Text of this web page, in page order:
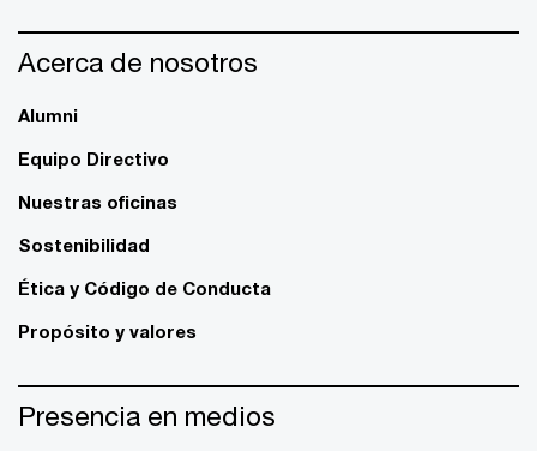
Acerca de nosotros
Alumni
Equipo Directivo
Nuestras oficinas
Sostenibilidad
Ética y Código de Conducta
Propósito y valores
Presencia en medios